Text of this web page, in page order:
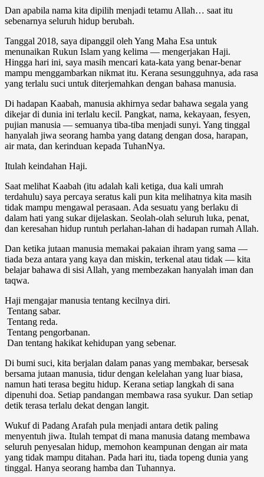
Dan apabila nama kita dipilih menjadi tetamu Allah… saat itu
sebenarnya seluruh hidup berubah.
Tanggal 2018, saya dipanggil oleh Yang Maha Esa untuk
menunaikan Rukun Islam yang kelima — mengerjakan Haji.
Hingga hari ini, saya masih mencari kata-kata yang benar-benar
mampu menggambarkan nikmat itu. Kerana sesungguhnya, ada rasa
yang terlalu suci untuk diterjemahkan dengan bahasa manusia.
Di hadapan Kaabah, manusia akhirnya sedar bahawa segala yang
dikejar di dunia ini terlalu kecil. Pangkat, nama, kekayaan, fesyen,
pujian manusia — semuanya tiba-tiba menjadi sunyi. Yang tinggal
hanyalah jiwa seorang hamba yang datang dengan dosa, harapan,
air mata, dan kerinduan kepada TuhanNya.
Itulah keindahan Haji.
Saat melihat Kaabah (itu adalah kali ketiga, dua kali umrah
terdahulu) saya percaya seratus kali pun kita melihatnya kita masih
tidak mampu mengawal perasaan. Ada sesuatu yang berlaku di
dalam hati yang sukar dijelaskan. Seolah-olah seluruh luka, penat,
dan keresahan hidup runtuh perlahan-lahan di hadapan rumah Allah.
Dan ketika jutaan manusia memakai pakaian ihram yang sama —
tiada beza antara yang kaya dan miskin, terkenal atau tidak — kita
belajar bahawa di sisi Allah, yang membezakan hanyalah iman dan
taqwa.
Haji mengajar manusia tentang kecilnya diri.
Tentang sabar.
Tentang reda.
Tentang pengorbanan.
Dan tentang hakikat kehidupan yang sebenar.
Di bumi suci, kita berjalan dalam panas yang membakar, bersesak
bersama jutaan manusia, tidur dengan kelelahan yang luar biasa,
namun hati terasa begitu hidup. Kerana setiap langkah di sana
dipenuhi doa. Setiap pandangan membawa rasa syukur. Dan setiap
detik terasa terlalu dekat dengan langit.
Wukuf di Padang Arafah pula menjadi antara detik paling
menyentuh jiwa. Itulah tempat di mana manusia datang membawa
seluruh penyesalan hidup, memohon keampunan dengan air mata
yang tidak mampu ditahan. Pada hari itu, tiada topeng dunia yang
tinggal. Hanya seorang hamba dan Tuhannya.